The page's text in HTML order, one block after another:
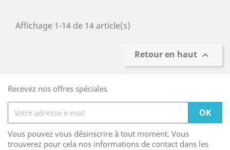
Affichage 1-14 de 14 article(s)
Retour en haut 
Recevez nos offres spéciales
Vous pouvez vous désinscrire à tout moment. Vous
trouverez pour cela nos informations de contact dans les